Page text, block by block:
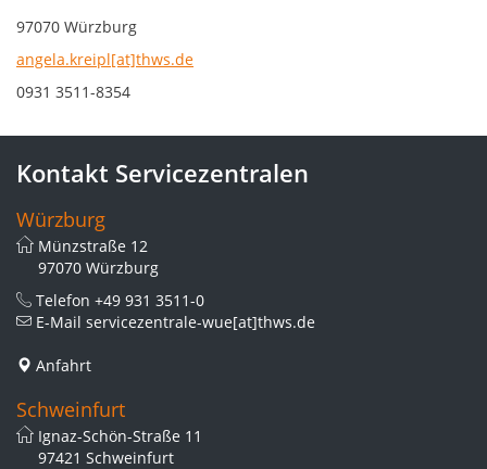
97070 Würzburg
angela.kreipl[at]thws.de
0931 3511-8354
Kontakt Servicezentralen
Würzburg
Münzstraße 12
97070 Würzburg
Telefon +49 931 3511-0
E-Mail servicezentrale-wue[at]thws.de
Anfahrt
Schweinfurt
Ignaz-Schön-Straße 11
97421 Schweinfurt